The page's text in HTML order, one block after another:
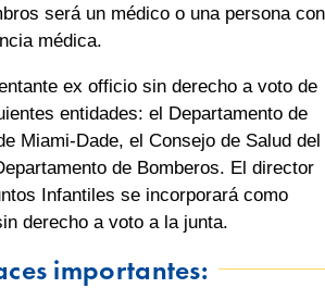
será un médico o una persona con
médica.
ex officio sin derecho a voto de
entidades: el Departamento de
Miami-Dade, el Consejo de Salud del
de Bomberos. El director
Infantiles se incorporará como
derecho a voto a la junta.
importantes: